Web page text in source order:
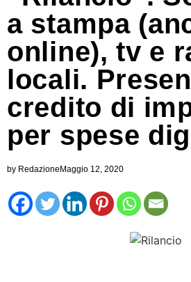
a stampa
online), tv e
locali.
credito di
per spese
by RedazioneMaggio 12, 2020